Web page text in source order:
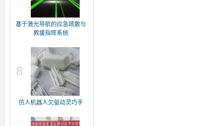
基于激光导航的应急疏散与
救援指挥系统
8
仿人机器人欠驱动灵巧手